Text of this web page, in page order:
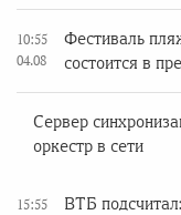
10:55
04.08
Фестиваль
состоится в
Сервер
оркестр в сети
15:55
ВТБ